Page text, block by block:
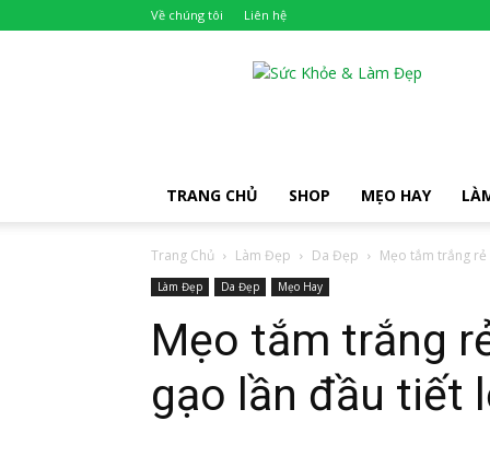
Về chúng tôi Liên hệ
TRANG CHỦ SHOP MẸO HAY
Trang Chủ Làm Đẹp Da Đẹp Mẹo tắm trắng
Làm Đẹp Da Đẹp Mẹo Hay
Mẹo tắm trắng
gạo lần đầu tiết